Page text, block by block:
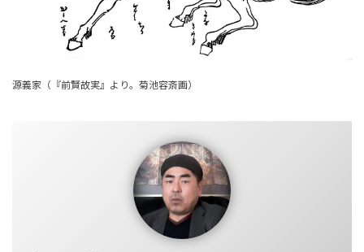
源義家（『前賢故実』より。菊池容斎画）